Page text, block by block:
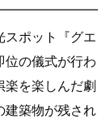
スポット『グエ
位の儀式が行わ
を楽しんだ劇
建築物が残され